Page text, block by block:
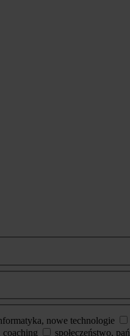
nowe technologie
coaching społeczeństwo,